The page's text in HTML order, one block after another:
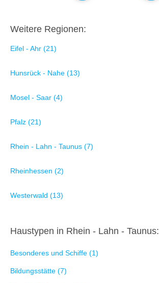
Weitere Regionen:
Eifel - Ahr (21)
Hunsrück - Nahe (13)
Mosel - Saar (4)
Pfalz (21)
Rhein - Lahn - Taunus (7)
Rheinhessen (2)
Westerwald (13)
Haustypen in Rhein - Lahn - Taunus:
Besonderes und Schiffe (1)
Bildungsstätte (7)